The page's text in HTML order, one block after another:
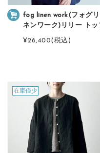
fog linen work(フォグリ
ネンワーク)リリー トッ
¥26,400(税込)
在庫僅少